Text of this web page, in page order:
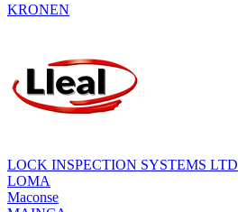
KRONEN
LOCK INSPECTION SYSTEMS LTD
LOMA
Maconse